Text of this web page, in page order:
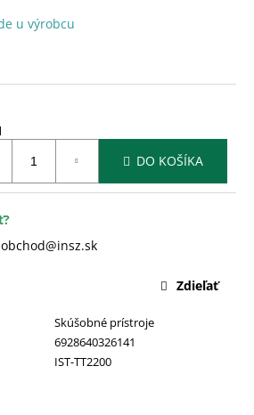
u výrobcu
DO KOŠÍKA
obchod@insz.sk
Skúšobné prístroje
6928640326141
IST-TT2200
Zdieľať